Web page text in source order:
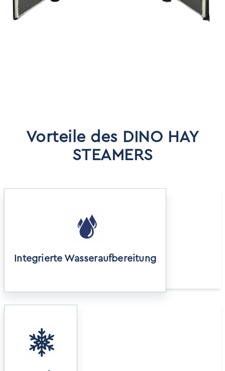
229 cmVorteile des DINO HAY
STEAMERS
Integrierte Wasseraufbereitung
Die integrierte Enthärtungsanlage schützt den
Dampferzeuger, Leitungen und die Dampflanzen
vor Verkalkung.
Die Anlage verfügt über einen Frostwächter, der
die Anlage vor Frostschäden schützt.